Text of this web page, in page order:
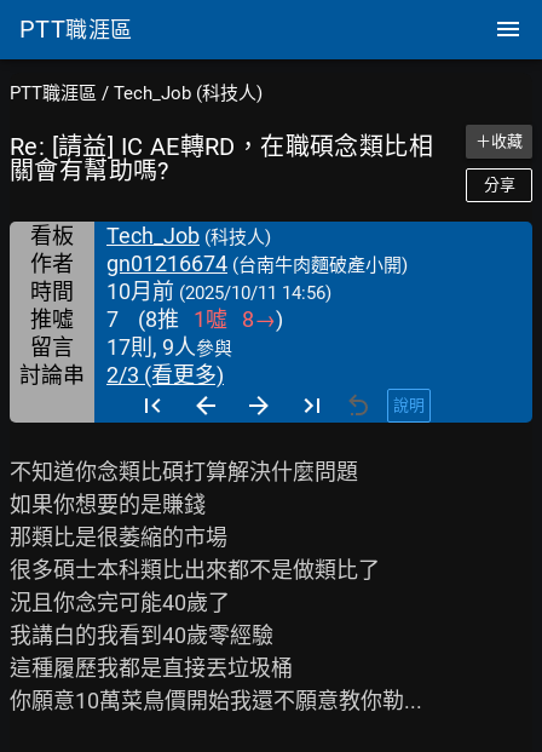
PTT職涯區
PTT職涯區 / Tech_Job (科技人)
Re: [請益] IC AE轉RD，在職碩念類比相
關會有幫助嗎?
＋收藏
分享
看板 Tech_Job (科技人)
作者 gn01216674 (台南牛肉麵破產小開)
時間 10月前 (2025/10/11 14:56)
推噓 7 (8推 1噓 8→)
留言
17則, 9人參與
討論串 2/3 (看更多)
說明
不知道你念類比碩打算解決什麼問題
如果你想要的是賺錢
那類比是很萎縮的市場
很多碩士本科類比出來都不是做類比了
況且你念完可能40歲了
我講白的我看到40歲零經驗
這種履歷我都是直接丟垃圾桶
你願意10萬菜鳥價開始我還不願意教你勒...